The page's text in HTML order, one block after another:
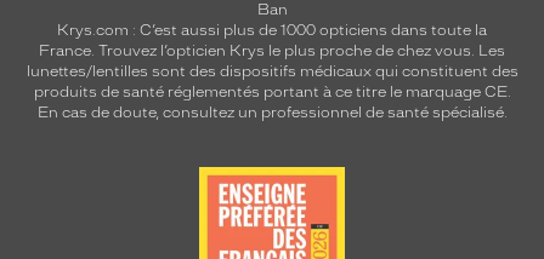
Ban
Krys.com : C’est aussi plus de 1000 opticiens dans toute la
France. Trouvez l’opticien Krys le plus proche de chez vous. Les
lunettes/lentilles sont des dispositifs médicaux qui constituent des
produits de santé réglementés portant à ce titre le marquage CE.
En cas de doute, consultez un professionnel de santé spécialisé.